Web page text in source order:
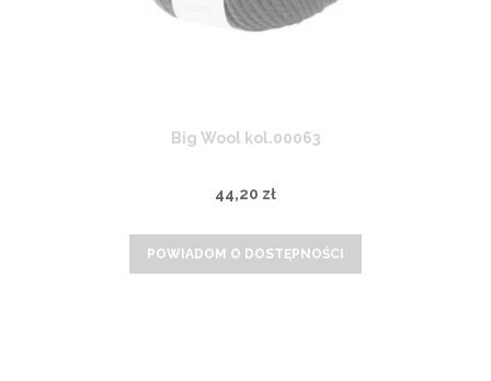
Big Wool kol.00063
44,20 zł
POWIADOM O DOSTĘPNOŚCI